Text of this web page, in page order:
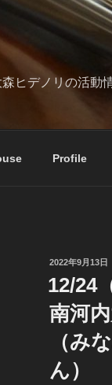
ヒデノリの活動
Profile
投
2022年9月13日
12/24
南河
（み
ん）